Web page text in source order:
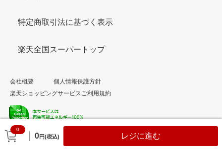
0
0円(税込) レジに進む
特定商取引法に基づく表示
楽天全国スーパートップ
会社概要
個人情報保護方針
楽天ショッピングサービスご利用規約
© Rakuten Group, Inc.